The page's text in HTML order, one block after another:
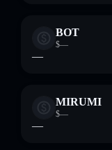
BOT
$—
—
MIRUMI
$—
—